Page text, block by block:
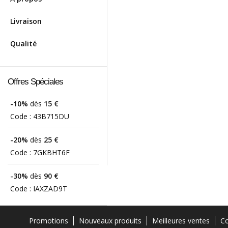
Livraison
Qualité
Offres Spéciales
-10% dès 15 €
Code : 43B715DU
-20% dès 25 €
Code : 7GKBHT6F
-30% dès 90 €
Code : IAXZAD9T
Promotions Nouveaux produits Meilleures ventes